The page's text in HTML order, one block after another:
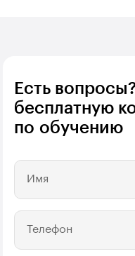
Есть
бесплатную
по обучению
Имя
Телефон